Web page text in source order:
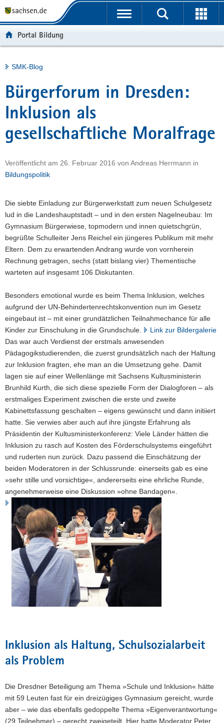
t
b
e
r
g
r
e
f
e
d
e
N
a
v
i
g
t
i
o
n
u
n
h
a
l
t
e
v
c
e
Portalübergreifende
Portal Bildung
Hauptinhalt
SMK-Blog
Bürgerforum in Dresden:
Inklusion als
gesellschaftliche Moralfrage
Veröffentlicht am 26. Februar 2016 von Andreas Herrmann in
Bildungspolitik
Die siebte Einladung zur Bürgerwerkstatt zum neuen Schulgesetz
lud in die Landeshauptstadt – und in den ersten Nagelneubau: Im
Gymnasium Bürgerwiese, topmodern und innen quietschgrün,
begrüßte Schulleiter Jens Reichel ein jüngeres Publikum mit mehr
Eltern. Dem zu erwartenden Andrang wurde von vornherein
Rechnung getragen, sechs (statt bislang vier) Thementische
warteten auf insgesamt 106 Diskutanten.
Besonders emotional wurde es beim Thema Inklusion, welches
aufgrund der UN-Behindertenrechtskonvention nun im Gesetz
eingebaut ist – mit einer grundätzlichen Teilnahmechance für alle
Kinder zur Einschulung in die Grundschule.
Link zur Bildergalerie
Das war auch Verdienst der erstmals anwesenden
Pädagogikstudierenden, die zuerst grundsätzlich nach der Haltung
zur Inklusion fragten, ehe man an die Umsetzung gehe. Damit
lagen sie auf einer Wellenlänge mit Sachsens Kultusministerin
Brunhild Kurth, die sich diese spezielle Form der Dialogforen – als
erstmaliges Experiment zwischen die erste und zweite
Kabinettsfassung geschalten – eigens gewünscht und dann initiiert
hatte. Sie verwies aber auch auf ihre jüngste Erfahrung als
Präsidentin der Kultusministerkonferenz: Viele Länder hätten die
Inklusion zu rasch auf Kosten des Förderschulsystems eingeführt
und ruderten nun zurück. Dazu passend die Einschätzung der
beiden Moderatoren in der Schlussrunde: einerseits gab es eine
»sehr stille und vorsichtige«, andererseits eine ehrliche Runde,
angenehmerweise eine Diskussion »ohne Bandagen«.
Inklusion als Haltung, Schulsozialarbeit
als Problem
Die Dresdner Beteiligung am Thema »Schule und Inklusion« hätte
mit 59 Leuten fast für ein dreizügiges Gymnasium gereicht, wurde
aber – wie das ebenfalls gedoppelte Thema »Eigenverantwortung«
(29 Teilnehmer) – gerecht zweigeteilt. Hier hatte Moderator Peter